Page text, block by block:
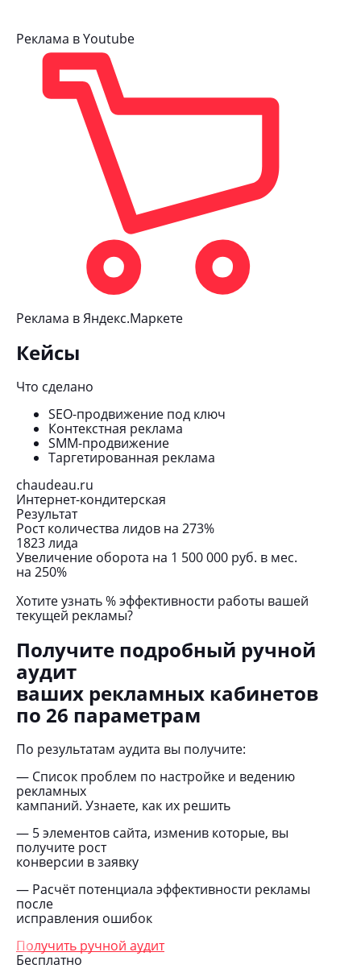
Реклама в Youtube
Реклама в Яндекс.Маркете
Кейсы
Что сделано
SEO-продвижение под ключ
Контекстная реклама
SMM-продвижение
Таргетированная реклама
chaudeau.ru
Интернет-кондитерская
Результат
Рост количества лидов на 273%
1823 лида
Увеличение оборота на 1 500 000 руб. в мес.
на 250%
Хотите узнать % эффективности работы вашей
текущей рекламы?
Получите подробный ручной
аудит
ваших рекламных кабинетов
по 26 параметрам
По результатам аудита вы получите:
— Список проблем по настройке и ведению
рекламных
кампаний. Узнаете, как их решить
— 5 элементов сайта, изменив которые, вы
получите рост
конверсии в заявку
— Расчёт потенциала эффективности рекламы
после
исправления ошибок
Получить ручной аудит
Бесплатно